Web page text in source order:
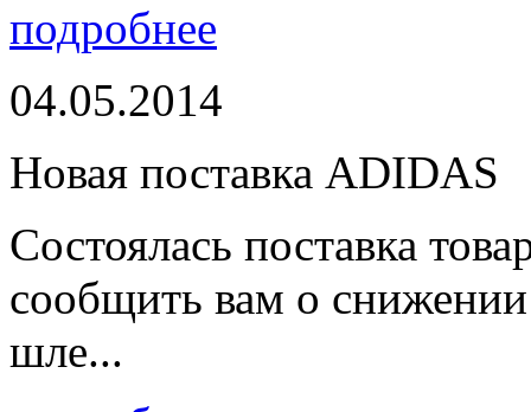
подробнее
04.05.2014
Новая поставка ADIDAS
Состоялась поставка
сообщить вам о
шле...